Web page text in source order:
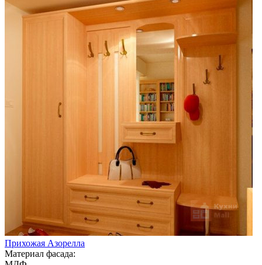
Прихожая Азорелла
Материал фасада: